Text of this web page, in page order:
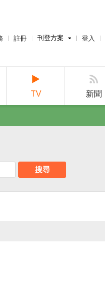
註冊 刊登方案
廣告刊登
建案刊登
登入
TV 新聞
搜尋